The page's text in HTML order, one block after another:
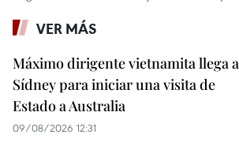
VER MÁS
Máximo dirigente vietnamita llega a
Sídney para iniciar una visita de
Estado a Australia
09/08/2026 12:31